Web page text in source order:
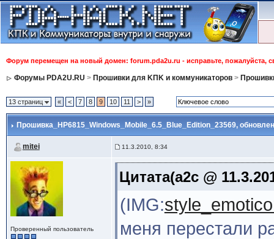
Форум перемещен на новый домен: forum.pda2u.ru - исправьте, пожалуйста,
Форумы PDA2U.RU > Прошивки для KПK и коммуникаторов>
13 страниц « < 7 8 9 10 11 > »
Прошивка_HP6815_Windows_Mobile_6.5_Blue_Edition_23569,
mitei 11.3.2010, 8:34
Проверенный пользователь
Цитата(a2c @
(IMG:
меня перестали